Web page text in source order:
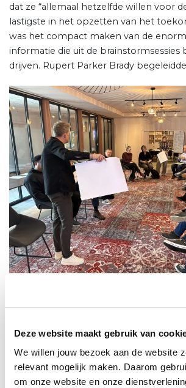
Deze website maakt gebruik van
We willen jouw bezoek aan de website
relevant mogelijk maken. Daarom
om onze website en onze
dat ze “allemaal hetzelfde willen voor
lastigste in het opzetten van het
was het compact maken van de
informatie die uit de brainstormsessies
drijven. Rupert Parker Brady
Een belangrijke pijler in de
vrijetijdseconomie. Het doel van de
ondernemers is dat de binnenstad in
als de meest gastvrije binnenstad van